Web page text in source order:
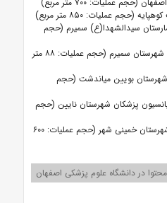
عملیات: ۸۵۰ متر مربع)
سیدالشهدا(ع) سمیرم (حجم
- احداث پانسیون پزشکان چهار راه شهرستان سمیرم (حجم عملیات: ۸۸ متر
شهرستان بویین میاندشت (حجم
پزشکان شهرستان نایین (حجم
- احداث مرکز سلامت مسکن مهر شهرستان خمینی شهر (حجم عملیات: ۶۰۰
در دانشگاه علوم پزشکی اصفهان